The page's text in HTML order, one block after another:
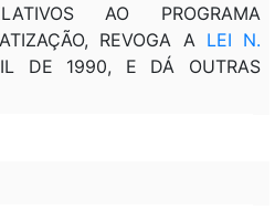
AO PROGRAMA
REVOGA A LEI N.
DE 1990, E DÁ OUTRAS